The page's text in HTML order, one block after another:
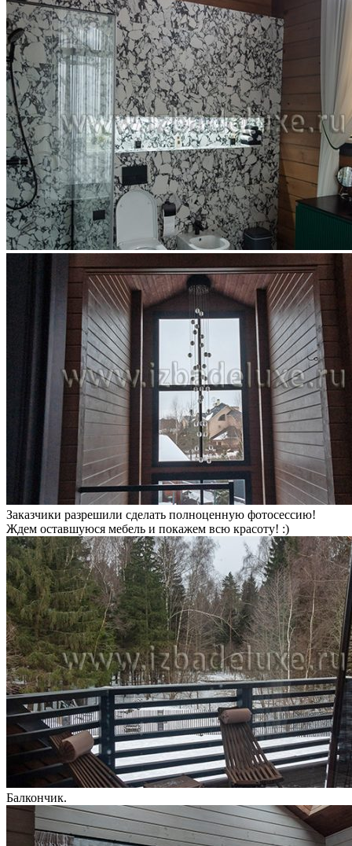
Заказчики разрешили сделать полноценную фотосессию!
Ждем оставшуюся мебель и покажем всю красоту! :)
Балкончик.